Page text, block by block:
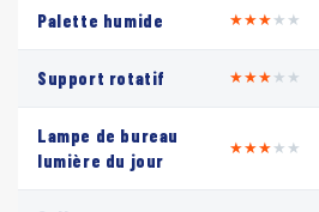
Palette humide ★★★★★
Support rotatif ★★★★ ★
Lampe de bureau
lumière du jour
★★★★★